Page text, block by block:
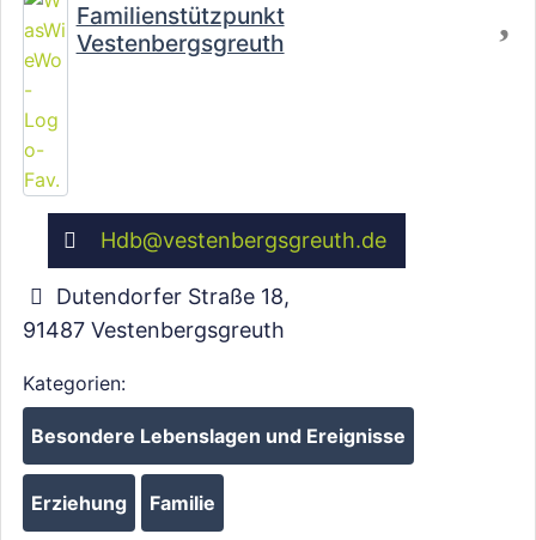
Wird geladen …
Familienstützpunkt
Vestenbergsgreuth
Hdb@vestenbergsgreuth.de
Dutendorfer Straße 18,
91487 Vestenbergsgreuth
Kategorien:
Besondere Lebenslagen und Ereignisse
Erziehung Familie